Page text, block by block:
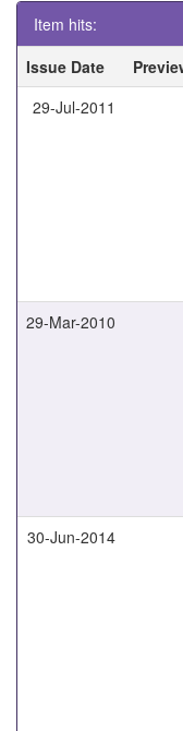
Item hits:
Issue Date
29-Jul-2011
29-Mar-2010
30-Jun-2014